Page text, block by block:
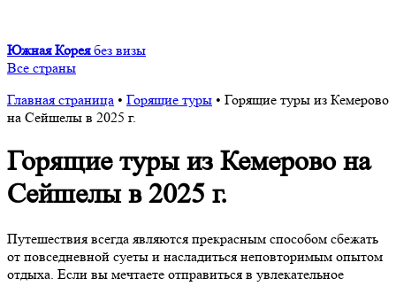
Южная Корея без визы
Все страны
Главная страница • Горящие туры • Горящие туры из Кемерово
на Сейшелы в 2025 г.
Горящие туры из Кемерово на
Сейшелы в 2025 г.
Путешествия всегда являются прекрасным способом сбежать
от повседневной суеты и насладиться неповторимым опытом
отдыха. Если вы мечтаете отправиться в увлекательное